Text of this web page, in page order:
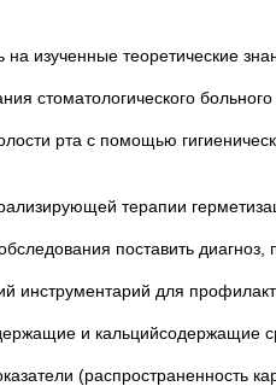
на изученные теоретические
стоматологического
рта с помощью
терапии
поставить
инструментарий для
и кальцийсодержащие
(распространенность